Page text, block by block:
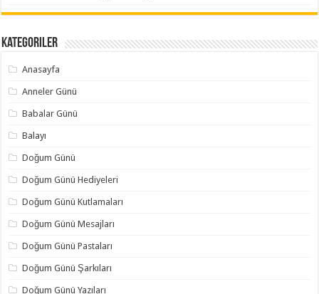
Kategoriler
Anasayfa
Anneler Günü
Babalar Günü
Balayı
Doğum Günü
Doğum Günü Hediyeleri
Doğum Günü Kutlamaları
Doğum Günü Mesajları
Doğum Günü Pastaları
Doğum Günü Şarkıları
Doğum Günü Yazıları